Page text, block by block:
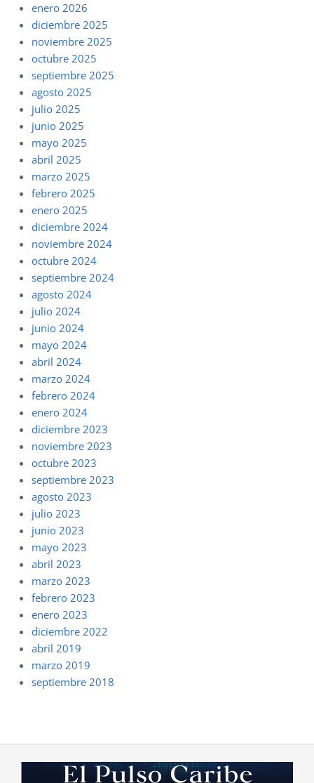
enero 2026
diciembre 2025
noviembre 2025
octubre 2025
septiembre 2025
agosto 2025
julio 2025
junio 2025
mayo 2025
abril 2025
marzo 2025
febrero 2025
enero 2025
diciembre 2024
noviembre 2024
octubre 2024
septiembre 2024
agosto 2024
julio 2024
junio 2024
mayo 2024
abril 2024
marzo 2024
febrero 2024
enero 2024
diciembre 2023
noviembre 2023
octubre 2023
septiembre 2023
agosto 2023
julio 2023
junio 2023
mayo 2023
abril 2023
marzo 2023
febrero 2023
enero 2023
diciembre 2022
abril 2019
marzo 2019
septiembre 2018